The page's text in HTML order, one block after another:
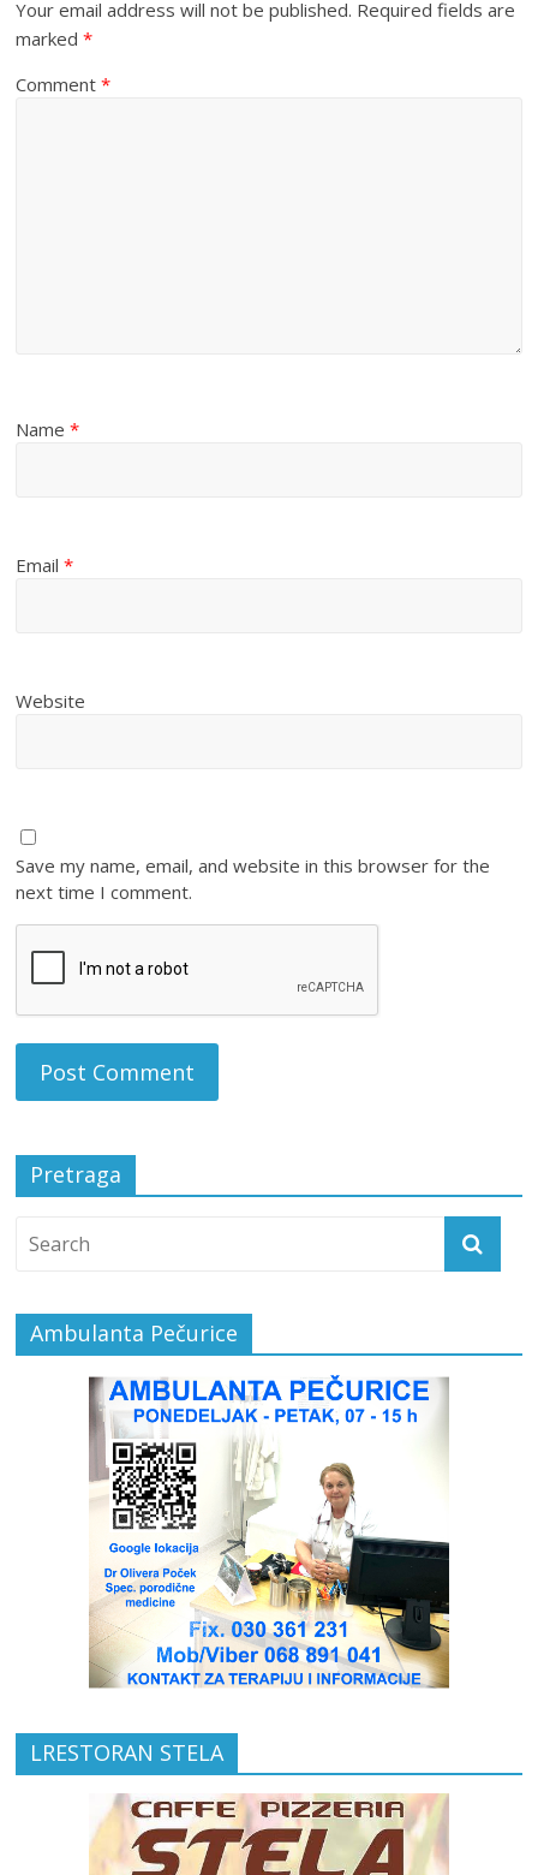
Your email address will not be published. Required fields are
marked*
Comment*
Name*
Email*
Website
Save my name, email, and website in this browser for the
next time I comment.
Pretraga
Ambulanta Pečurice
LRESTORAN STELA